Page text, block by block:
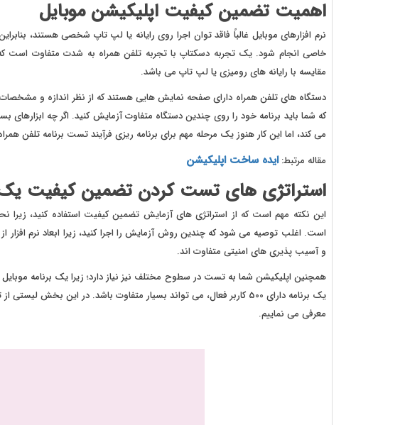
اهمیت تضمین کیفیت اپلیکیشن موبایل
نرم افزارهای موبایل غالباً فاقد توان اجرا روی رایانه یا لپ تاپ شخصی هستند،
خاصی انجام شود. یک تجربه دسکتاپ با تجربه تلفن همراه به شدت متفاوت است
مقایسه با رایانه های رومیزی یا لپ تاپ می باشد.
دستگاه های تلفن همراه دارای صفحه نمایش هایی هستند که از نظر اندازه و
که شما باید برنامه خود را روی چندین دستگاه متفاوت آزمایش کنید. اگر چه
می کند، اما این کار هنوز یک مرحله مهم برای برنامه ریزی فرآیند تست برنامه تلفن
مقاله مرتبط:ایده ساخت اپلیکیشن
استراتژی های تست کردن تضمین کیفیت
این نکته مهم است که از استراتژی های آزمایش تضمین کیفیت استفاده کنید، زیرا
است. اغلب توصیه می شود که چندین روش آزمایش را اجرا کنید، زیرا ابعاد نرم
و آسیب پذیری های امنیتی متفاوت اند.
یک برنامه دارای 500 کاربر فعال، می تواند بسیار متفاوت باشد. در این
معرفی می نماییم.